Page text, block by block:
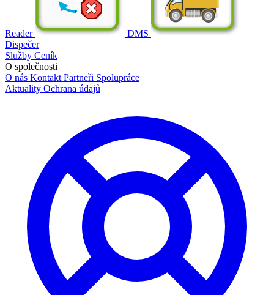
Reader
DMS
Dispečer
Služby Ceník
O společnosti
O nás Kontakt Partneři Spolupráce
Aktuality Ochrana údajů